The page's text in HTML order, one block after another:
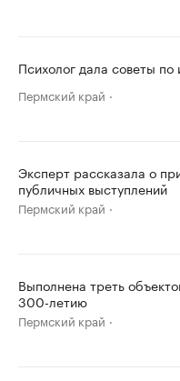
Психолог дала советы
Пермский край
Эксперт рассказала о
публичных выступлений
Пермский край
Выполнена треть
300-летию
Пермский край